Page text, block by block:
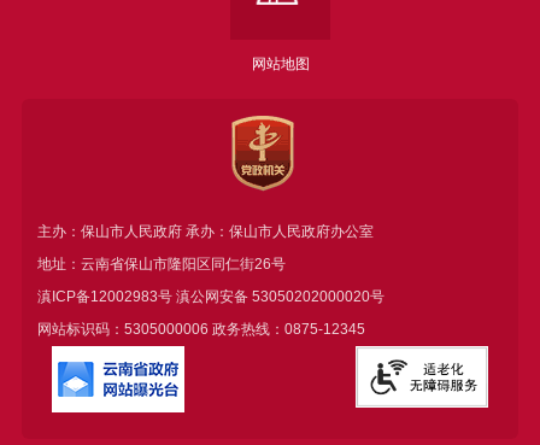
网站地图
主办：保山市人民政府 承办：保山市人民政府办公室
地址：云南省保山市隆阳区同仁街26号
滇ICP备12002983号滇公网安备 53050202000020号
网站标识码：5305000006 政务热线：0875-12345